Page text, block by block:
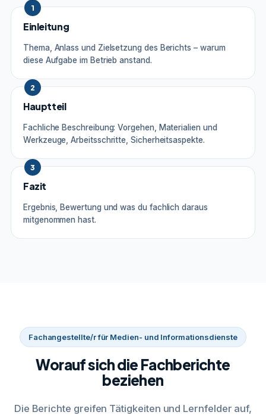
1
Einleitung
Thema, Anlass und Zielsetzung des Berichts – warum
diese Aufgabe im Betrieb anstand.
2
Hauptteil
Fachliche Beschreibung: Vorgehen, Materialien und
Werkzeuge, Arbeitsschritte, Sicherheitsaspekte.
3
Fazit
Ergebnis, Bewertung und was du fachlich daraus
mitgenommen hast.
Fachangestellte/r für Medien- und Informationsdienste
Worauf sich die Fachberichte
beziehen
Die Berichte greifen Tätigkeiten und Lernfelder auf,